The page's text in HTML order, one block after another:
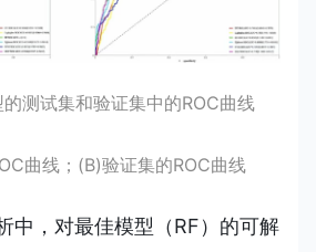
测试集和验证集中的ROC曲线
曲线；(B)验证集的ROC曲线
中，对最佳模型（RF）的可解